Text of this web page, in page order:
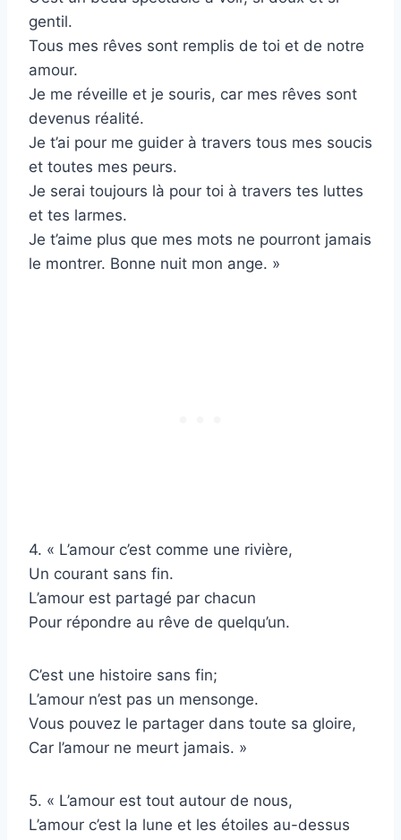
gentil.
Tous mes rêves sont remplis de toi et de notre
amour.
Je me réveille et je souris, car mes rêves sont
devenus réalité.
Je t’ai pour me guider à travers tous mes soucis
et toutes mes peurs.
Je serai toujours là pour toi à travers tes luttes
et tes larmes.
Je t’aime plus que mes mots ne pourront jamais
le montrer. Bonne nuit mon ange. »
4. « L’amour c’est comme une rivière,
Un courant sans fin.
L’amour est partagé par chacun
Pour répondre au rêve de quelqu’un.
C’est une histoire sans fin;
L’amour n’est pas un mensonge.
Vous pouvez le partager dans toute sa gloire,
Car l’amour ne meurt jamais. »
5. « L’amour est tout autour de nous,
L’amour c’est la lune et les étoiles au-dessus